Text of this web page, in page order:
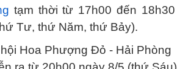
tạm thời từ 17h00 đến 18h30
Tư, thứ Năm, thứ Bảy).